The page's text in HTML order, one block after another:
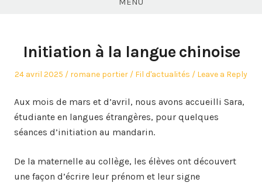
Initiation à la langue chinoise
Posted
24 avril 2025 Author
romane portier
Posted
Fil d'actualités Leave a Reply
Aux mois de mars et d’avril, nous avons accueilli Sara,
étudiante en langues étrangères, pour quelques
séances d’initiation au mandarin.
De la maternelle au collège, les élèves ont découvert
une façon d’écrire leur prénom et leur signe